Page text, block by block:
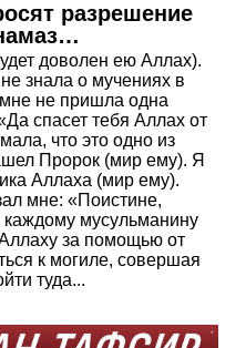
разрешение
доволен ею Аллах).
знала о мучениях в
мне не пришла одна
спасет тебя Аллах от
что это одно из
Пророк (мир ему). Я
Аллаха (мир ему).
мне: «Поистине,
каждому мусульманину
за помощью от
к могиле, совершая
туда...